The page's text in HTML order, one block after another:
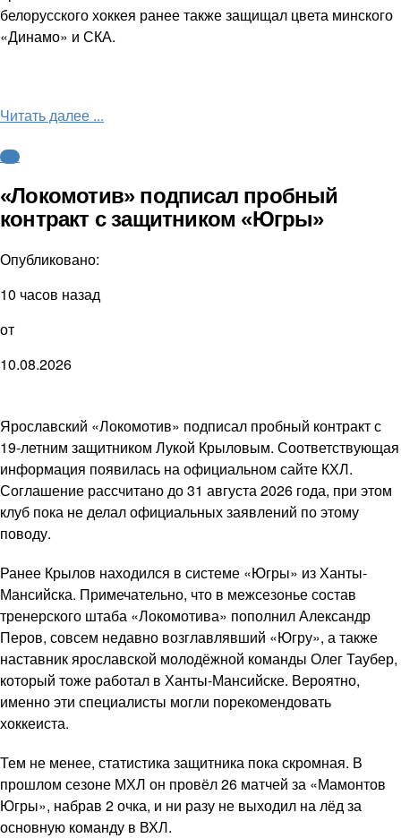
белорусского хоккея ранее также защищал цвета минского
«Динамо» и СКА.
Читать далее ...
КХЛ
«Локомотив» подписал пробный
контракт с защитником «Югры»
Опубликовано:
10 часов назад
от
10.08.2026
Ярославский «Локомотив» подписал пробный контракт с
19-летним защитником Лукой Крыловым. Соответствующая
информация появилась на официальном сайте КХЛ.
Соглашение рассчитано до 31 августа 2026 года, при этом
клуб пока не делал официальных заявлений по этому
поводу.
Ранее Крылов находился в системе «Югры» из Ханты-
Мансийска. Примечательно, что в межсезонье состав
тренерского штаба «Локомотива» пополнил Александр
Перов, совсем недавно возглавлявший «Югру», а также
наставник ярославской молодёжной команды Олег Таубер,
который тоже работал в Ханты-Мансийске. Вероятно,
именно эти специалисты могли порекомендовать
хоккеиста.
Тем не менее, статистика защитника пока скромная. В
прошлом сезоне МХЛ он провёл 26 матчей за «Мамонтов
Югры», набрав 2 очка, и ни разу не выходил на лёд за
основную команду в ВХЛ.